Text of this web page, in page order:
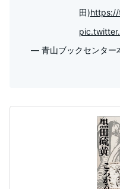
田)https://
— 青山ブックセンター